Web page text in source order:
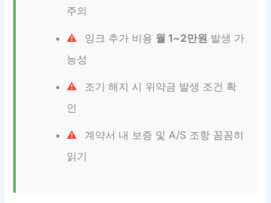
주의
잉크 추가 비용 월 1~2만원 발생 가
능성
조기 해지 시 위약금 발생 조건 확
인
계약서 내 보증 및 A/S 조항 꼼꼼히
읽기